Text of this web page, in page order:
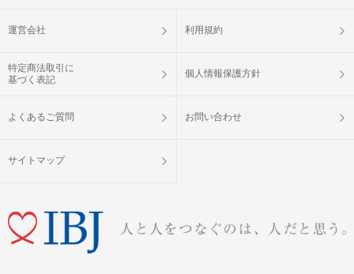
運営会社 利用規約
特定商法取引に
基づく表記
個人情報保護方針
よくあるご質問 お問い合わせ
サイトマップ